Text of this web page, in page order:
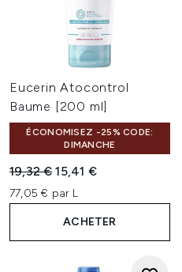
Eucerin Atocontrol
Baume [200 ml]
ÉCONOMISEZ -25% CODE:
DIMANCHE
Prix de vente :
19,32 €Prix ​​actuel :
15,41 €
77,05 € par L
ACHETER